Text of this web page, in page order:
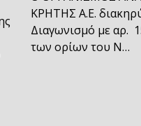
ΚΡΗΤΗΣ Α.Ε.
Διαγωνισμό με αρ.
των ορίων του Ν…